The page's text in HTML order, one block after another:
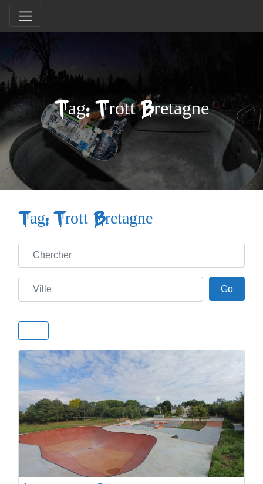
Tag: Trott Bretagne
Tag: Trott Bretagne
Chercher
Ville GoGo